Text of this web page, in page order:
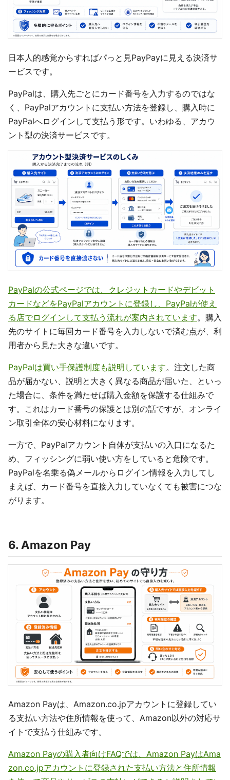
日本人的感覚からすればパっと見PayPayに見える決済サ
ービスです。
PayPalは、購入先ごとにカード番号を入力するのではな
く、PayPalアカウントに支払い方法を登録し、購入時に
PayPalへログインして支払う形です。いわゆる、アカウ
ント型の決済サービスです。
PayPalの公式ページでは、クレジットカードやデビット
カードなどをPayPalアカウントに登録し、PayPalが使え
る店でログインして支払う流れが案内されています。購入
先のサイトに毎回カード番号を入力しないで済む点が、利
用者から見た大きな違いです。
PayPalは買い手保護制度も説明しています。注文した商
品が届かない、説明と大きく異なる商品が届いた、といっ
た場合に、条件を満たせば購入金額を保護する仕組みで
す。これはカード番号の保護とは別の話ですが、オンライ
ン取引全体の安心材料になります。
一方で、PayPalアカウント自体が支払いの入口になるた
め、フィッシングに弱い使い方をしていると危険です。
PayPalを名乗る偽メールからログイン情報を入力してし
まえば、カード番号を直接入力していなくても被害につな
がります。
6. Amazon Pay
Amazon Payは、Amazon.co.jpアカウントに登録してい
る支払い方法や住所情報を使って、Amazon以外の対応サ
イトで支払う仕組みです。
Amazon Payの購入者向けFAQでは、Amazon PayはAma
zon.co.jpアカウントに登録された支払い方法と住所情報